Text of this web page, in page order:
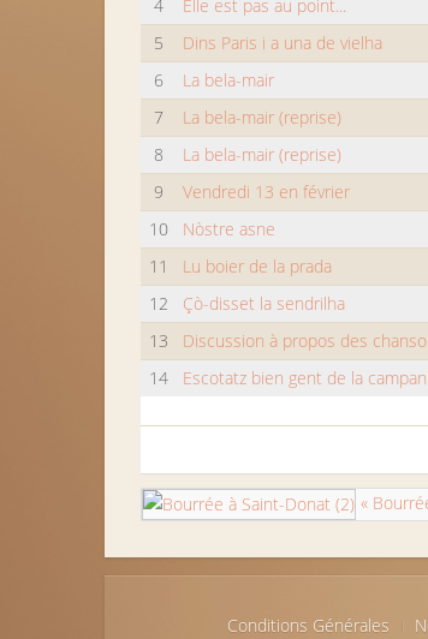
4
Elle est pas au point...
5
Dins Paris i a una de vielha
6
La bela-mair
7
La bela-mair (reprise)
8
La bela-mair (reprise)
9
Vendredi 13 en février
10
Nòstre asne
11
Lu boier de la prada
12
Çò-disset la sendrilha
13
Discussion à propos des
14
Escotatz bien gent de la
«
Conditions Générales